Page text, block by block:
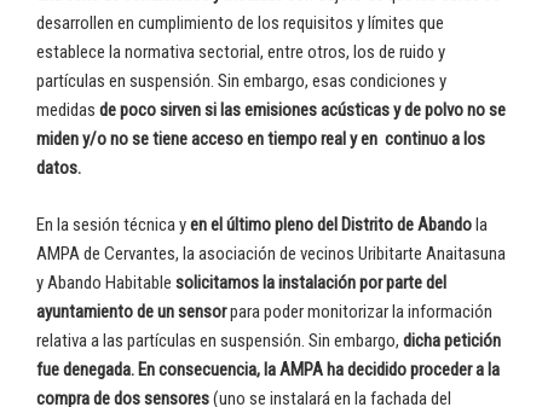
desarrollen en cumplimiento de los requisitos y límites que
establece la normativa sectorial, entre otros, los de ruido y
partículas en suspensión. Sin embargo, esas condiciones y
medidas de poco sirven si las emisiones acústicas y de polvo no se
miden y/o no se tiene acceso en tiempo real y en continuo a los
datos.
En la sesión técnica yen el último pleno del Distrito de Abandola
AMPA de Cervantes, la asociación de vecinos Uribitarte Anaitasuna
y Abando Habitable solicitamos la instalación por parte del
ayuntamiento de un sensorpara poder monitorizar la información
relativa a las partículas en suspensión. Sin embargo, dicha petición
fue denegada. En consecuencia, la AMPA ha decidido proceder a la
compra de dos sensores(uno se instalará en la fachada del